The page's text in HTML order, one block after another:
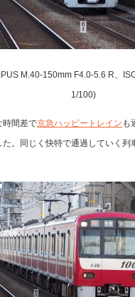
M.40-150mm F4.0-5.6 R、
1/100)
時間差で京急ハッピートレイン も
た。同じく快特で通過していく列